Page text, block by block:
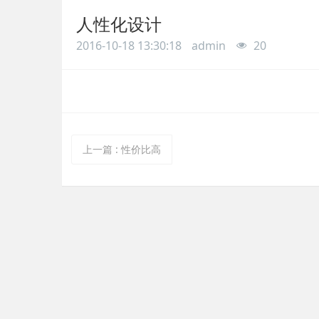
人性化设计
2016-10-18 13:30:18 admin 20
上一篇 :性价比高